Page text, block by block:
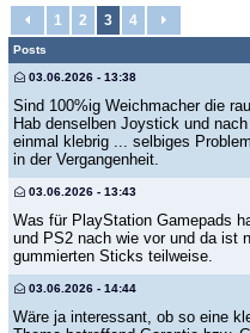
1 2 3 4
Posts
03.06.2026 - 13:38
Sind 100%ig Weichmacher die
Hab denselben Joystick und
einmal klebrig ... selbiges
in der Vergangenheit.
03.06.2026 - 13:43
Was für PlayStation Gamepads
und PS2 nach wie vor und da ist
gummierten Sticks teilweise.
03.06.2026 - 14:44
Wäre ja interessant, ob so eine